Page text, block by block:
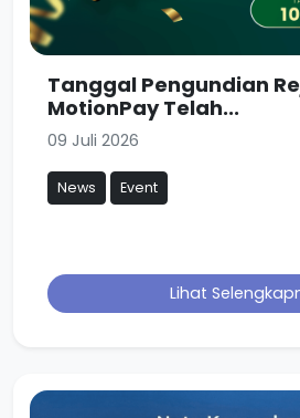
Tanggal Pengundian
MotionPay Telah...
09 Juli 2026
News Event
Lihat